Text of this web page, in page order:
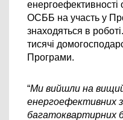
енергоефективності
ОСББ на участь у
знаходяться в
тисячі
Програми.
“Ми вийшли на
енергоефективних
багатоквартирних